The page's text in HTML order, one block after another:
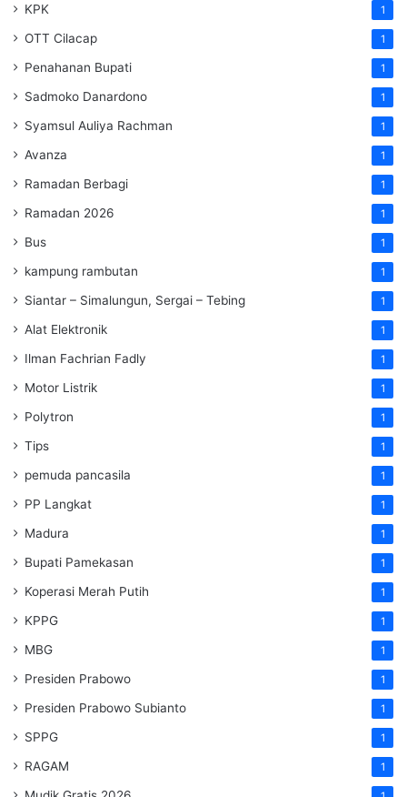
KPK 1
OTT Cilacap 1
Penahanan Bupati 1
Sadmoko Danardono 1
Syamsul Auliya Rachman 1
Avanza 1
Ramadan Berbagi 1
Ramadan 2026 1
Bus 1
kampung rambutan 1
Siantar – Simalungun, Sergai – Tebing 1
Alat Elektronik 1
Ilman Fachrian Fadly 1
Motor Listrik 1
Polytron 1
Tips 1
pemuda pancasila 1
PP Langkat 1
Madura 1
Bupati Pamekasan 1
Koperasi Merah Putih 1
KPPG 1
MBG 1
Presiden Prabowo 1
Presiden Prabowo Subianto 1
SPPG 1
RAGAM 1